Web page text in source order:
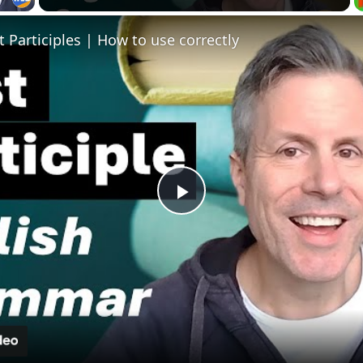
Play
Video
Participles | How to use correctly